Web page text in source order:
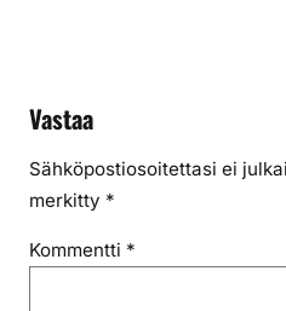
Vastaa
Sähköpostiosoitettasi ei
merkitty *
Kommentti *